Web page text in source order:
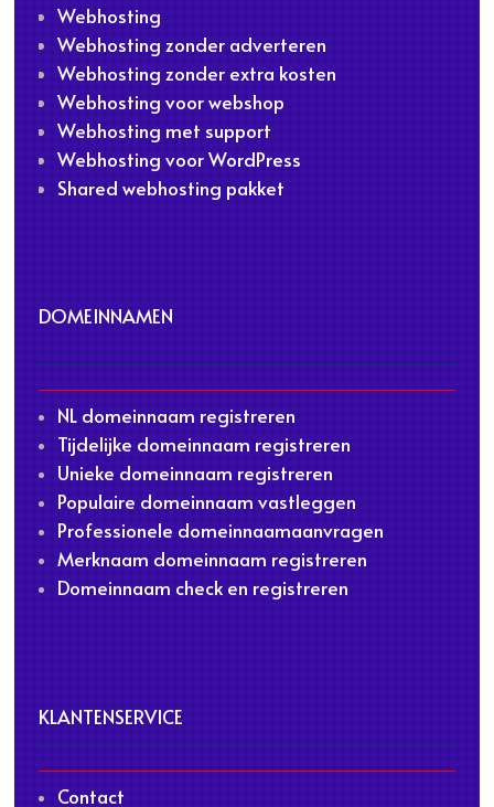
Webhosting
Webhosting zonder adverteren
Webhosting zonder extra kosten
Webhosting voor webshop
Webhosting met support
Webhosting voor WordPress
Shared webhosting pakket
DOMEINNAMEN
NL domeinnaam registreren
Tijdelijke domeinnaam registreren
Unieke domeinnaam registreren
Populaire domeinnaam vastleggen
Professionele domeinnaamaanvragen
Merknaam domeinnaam registreren
Domeinnaam check en registreren
KLANTENSERVICE
Contact